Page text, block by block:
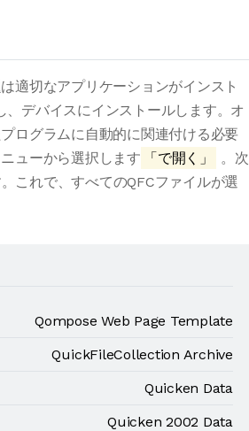
適切なアプリケーションがインスト
デバイスにインストールします。オ
ログラムに自動的に関連付ける必要
ューから選択します
「で開く」
。次
これで、すべてのQFCファイルが選
Qompose Web Page Template
QuickFileCollection Archive
Quicken Data
Quicken 2002 Data